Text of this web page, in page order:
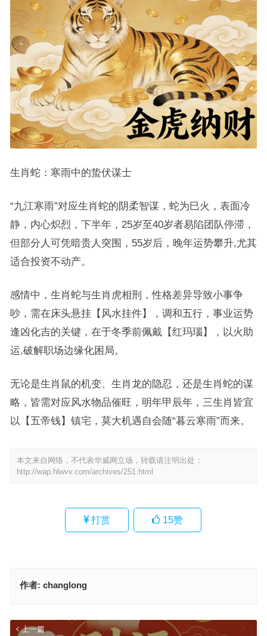
生肖蛇：寒雨中的蛰伏谋士
“九江寒雨”对应生肖蛇的阴柔智谋，蛇为巳火，表面冷
静，内心炽烈，下半年，25岁至40岁者易陷团队停滞，
但部分人可凭暗贵人突围，55岁后，晚年运势攀升,尤其
适合投资不动产。
感情中，生肖蛇与生肖虎相刑，性格差异导致小事争
吵，需在床头悬挂【风水挂件】，调和五行，事业运势
逢凶化吉的关键，在于冬季前佩戴【红玛瑙】，以火助
运,破解职场边缘化困局。
无论是生肖鼠的机变、生肖龙的隐忍，还是生肖蛇的谋
略，皆需对应风水物品催旺，明年甲辰年，三生肖皆宜
以【五帝钱】镇宅，莫大机遇自会随“暮云寒雨”而来。
本文来自网络，不代表华威网立场，转载请注明出处：
http://wap.hlwvv.com/archives/251.html
打赏 15赞
作者: changlong
上一篇